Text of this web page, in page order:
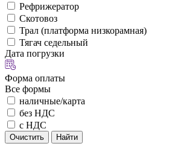
Рефрижератор
Скотовоз
Трал (платформа низкорамная)
Тягач седельный
Дата погрузки
Форма оплаты
Все формы
наличные/карта
без НДС
с НДС
Очистить Найти